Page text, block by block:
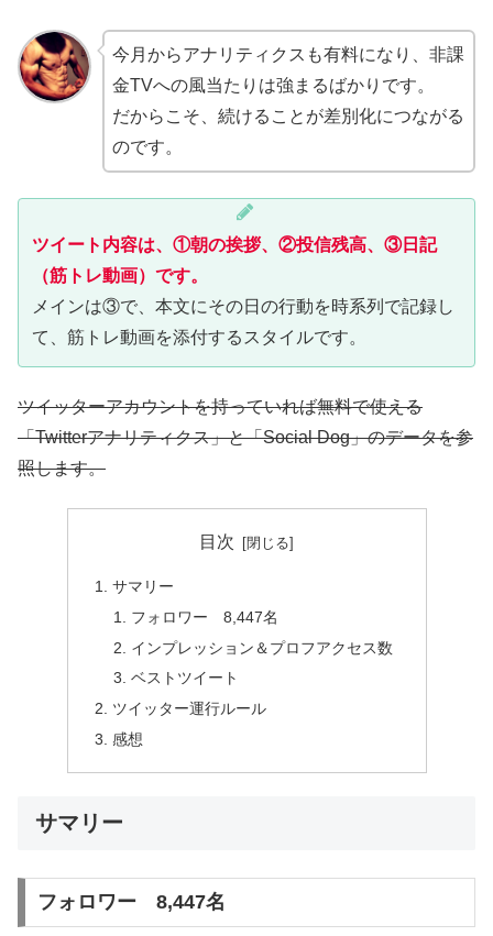
今月からアナリティクスも有料になり、非課
金TVへの風当たりは強まるばかりです。
だからこそ、続けることが差別化につながる
のです。
ツイート内容は、①朝の挨拶、②投信残高、③日記
（筋トレ動画）です。
メインは③で、本文にその日の行動を時系列で記録し
て、筋トレ動画を添付するスタイルです。
ツイッターアカウントを持っていれば無料で使える
「Twitterアナリティクス」と「Social Dog」のデータを参
照します。
目次
サマリー
フォロワー 8,447名
インプレッション＆プロフアクセス数
ベストツイート
ツイッター運行ルール
感想
サマリー
フォロワー 8,447名